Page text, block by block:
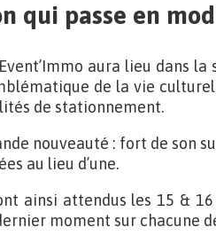
qui passe en
aura lieu dans
de la vie
de stationnement.
nouveauté : fort de son
au lieu d’une.
ainsi attendus les 15 &
moment sur chacune